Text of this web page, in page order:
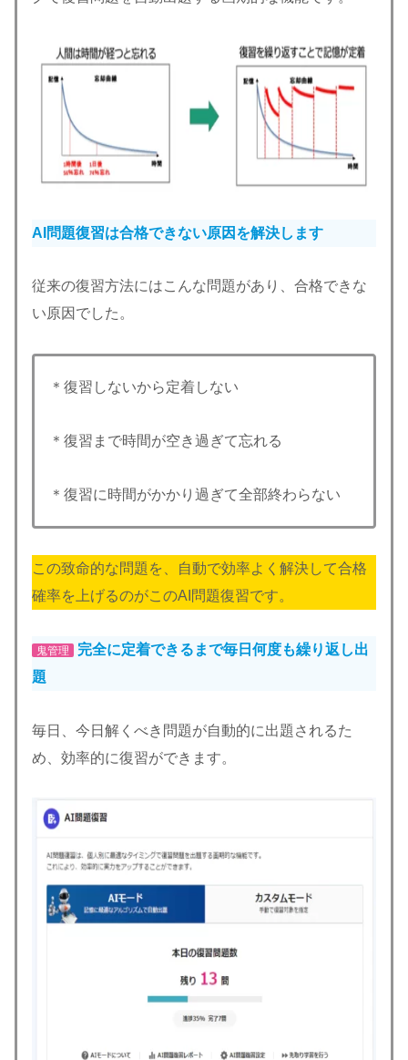
AI問題復習は合格できない原因を解決します
従来の復習方法にはこんな問題があり、合格できな
い原因でした。
＊復習しないから定着しない
＊復習まで時間が空き過ぎて忘れる
＊復習に時間がかかり過ぎて全部終わらない
この致命的な問題を、自動で効率よく解決して合格
確率を上げるのがこのAI問題復習です。
鬼管理
完全に定着できるまで毎日何度も繰り返し出
題
毎日、今日解くべき問題が自動的に出題されるた
め、効率的に復習ができます。